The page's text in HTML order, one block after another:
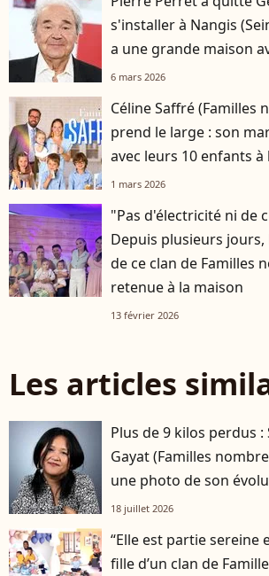
s'installer à Nangis
a une grande maison
6 mars 2026
Céline Saffré (Familles
prend le large : son
avec leurs 10 enfants à
1 mars 2026
"Pas d'électricité ni de
Depuis plusieurs
de ce clan de Familles
retenue à la maison
13 février 2026
Les articles
Plus de 9 kilos perdus
Gayat (Familles
une photo de son
18 juillet 2026
“Elle est partie sereine
fille d’un clan de